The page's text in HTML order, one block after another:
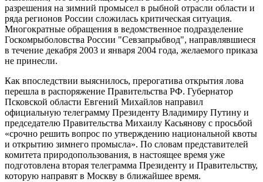
разрешения на зимний промысел в рыбной отрасли области и
ряда регионов России сложилась критическая ситуация.
Многократные обращения в ведомственное подразделение
Госкомрыболовства России "Севзапрыбвод", направлявшиеся
в течение декабря 2003 и января 2004 года, желаемого приказа
не принесли.
Как впоследствии выяснилось, прерогатива открытия лова
перешла в распоряжение Правительства РФ. Губернатор
Псковской области Евгений Михайлов направил
официальную телеграмму Президенту Владимиру Путину и
председателю Правительства Михаилу Касьянову с просьбой
«срочно решить вопрос по утверждению национальной квоты
и открытию зимнего промысла». По словам представителей
комитета природопользования, в настоящее время уже
подготовлена вторая телеграмма Президенту и Правительству,
которую направят в Москву в ближайшее время.